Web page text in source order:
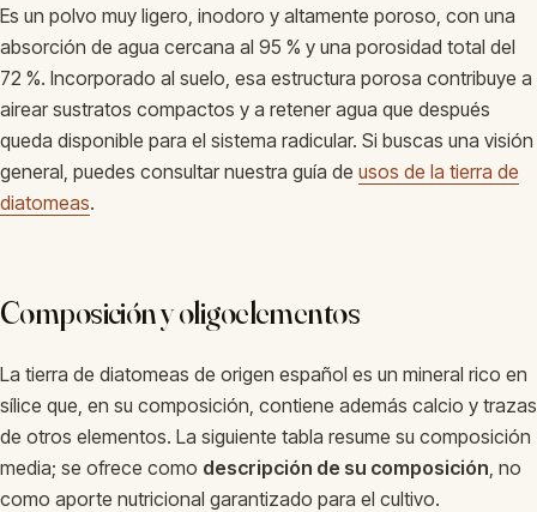
Es un polvo muy ligero, inodoro y altamente poroso, con una
absorción de agua cercana al 95 % y una porosidad total del
72 %. Incorporado al suelo, esa estructura porosa contribuye a
airear sustratos compactos y a retener agua que después
queda disponible para el sistema radicular. Si buscas una visión
general, puedes consultar nuestra guía de usos de la tierra de
diatomeas.
Composición y oligoelementos
La tierra de diatomeas de origen español es un mineral rico en
sílice que, en su composición, contiene además calcio y trazas
de otros elementos. La siguiente tabla resume su composición
media; se ofrece como descripción de su composición , no
como aporte nutricional garantizado para el cultivo.